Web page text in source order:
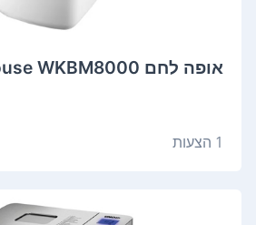
אופה לחם Westinghouse WKBM8000
1 הצעות